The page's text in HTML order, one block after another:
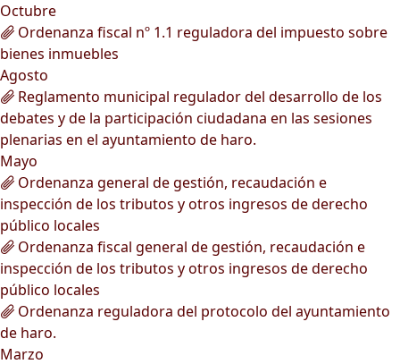
Octubre
Ordenanza fiscal nº 1.1 reguladora del impuesto sobre
bienes inmuebles
Agosto
Reglamento municipal regulador del desarrollo de los
debates y de la participación ciudadana en las sesiones
plenarias en el ayuntamiento de haro.
Mayo
Ordenanza general de gestión, recaudación e
inspección de los tributos y otros ingresos de derecho
público locales
Ordenanza fiscal general de gestión, recaudación e
inspección de los tributos y otros ingresos de derecho
público locales
Ordenanza reguladora del protocolo del ayuntamiento
de haro.
Marzo